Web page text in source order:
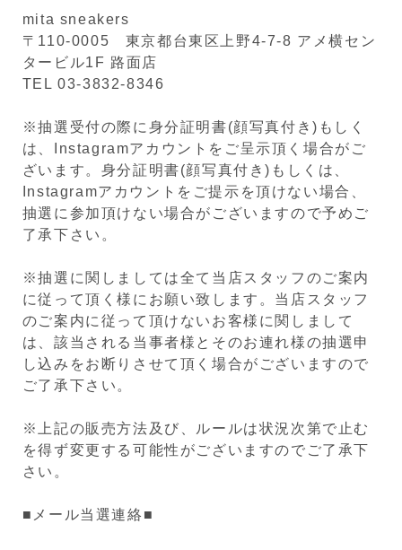
mita sneakers
〒110-0005 東京都台東区上野4-7-8 アメ横セン
タービル1F 路面店
TEL 03-3832-8346
※抽選受付の際に身分証明書(顔写真付き)もしく
は、Instagramアカウントをご呈示頂く場合がご
ざいます。身分証明書(顔写真付き)もしくは、
Instagramアカウントをご提示を頂けない場合、
抽選に参加頂けない場合がございますので予めご
了承下さい。
※抽選に関しましては全て当店スタッフのご案内
に従って頂く様にお願い致します。当店スタッフ
のご案内に従って頂けないお客様に関しまして
は、該当される当事者様とそのお連れ様の抽選申
し込みをお断りさせて頂く場合がございますので
ご了承下さい。
※上記の販売方法及び、ルールは状況次第で止む
を得ず変更する可能性がございますのでご了承下
さい。
■メール当選連絡■